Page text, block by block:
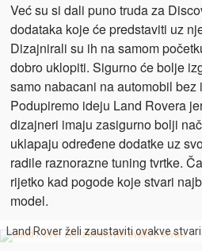
Već su si dali puno truda za
dodataka koje će predstaviti uz
Dizajnirali su ih na samom
dobro uklopiti. Sigurno će bolje
samo nabacani na automobil bez
Podupiremo ideju Land Rovera
dizajneri imaju zasigurno bolji
uklapaju određene dodatke uz
radile raznorazne tuning tvrtke.
rijetko kad pogode koje stvari
model.
Land Rover želi zaustaviti ovakve